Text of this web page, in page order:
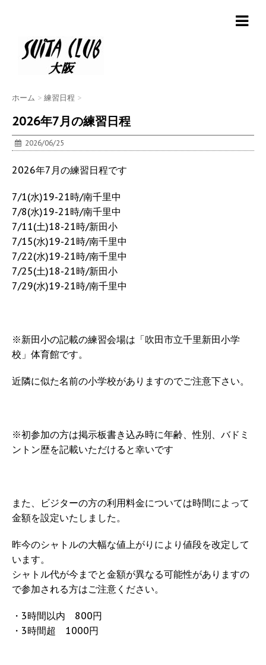
ホーム > 練習日程 >
2026年7月の練習日程
2026/06/25
2026年7月の練習日程です
7/1(水)19-21時/南千里中
7/8(水)19-21時/南千里中
7/11(土)18-21時/新田小
7/15(水)19-21時/南千里中
7/22(水)19-21時/南千里中
7/25(土)18-21時/新田小
7/29(水)19-21時/南千里中
※新田小の記載の練習会場は「吹田市立千里新田小学
校」体育館です。
近隣に似た名前の小学校がありますのでご注意下さい。
※初参加の方は掲示板書き込み時に年齢、性別、バドミ
ントン歴を記載いただけると幸いです
また、ビジターの方の利用料金については時間によって
金額を設定いたしました。
昨今のシャトルの大幅な値上がりにより値段を改定して
います。
シャトル代が今までと金額が異なる可能性がありますの
で参加される方はご注意ください。
・3時間以内 800円
・3時間超 1000円